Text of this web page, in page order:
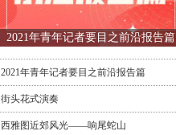
2021年青年记者要目之前沿报告篇
2021年青年记者要目之前沿报告篇
街头花式演奏
西雅图近郊风光——响尾蛇山